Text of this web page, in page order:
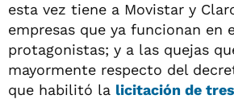
esta vez tiene a Movistar y
empresas que ya funcionan en
protagonistas; y a las quejas
mayormente respecto del
que habilitó la licitación de